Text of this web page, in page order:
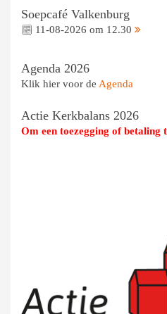
Soepcafé Valkenburg
11-08-2026 om 12.30
Agenda 2026
Klik hier voor de Agenda
Actie Kerkbalans 2026
Om een toezegging of betaling